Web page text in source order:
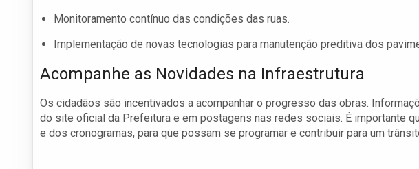
Monitoramento contínuo das condições das ruas.
Implementação de novas tecnologias para manutenção preditiva dos
Acompanhe as Novidades na Infraestrutura
Os cidadãos são incentivados a acompanhar o progresso das obras.
do site oficial da Prefeitura e em postagens nas redes sociais. É importante
e dos cronogramas, para que possam se programar e contribuir para um